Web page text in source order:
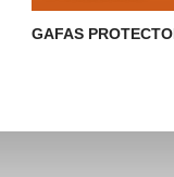
GAFAS